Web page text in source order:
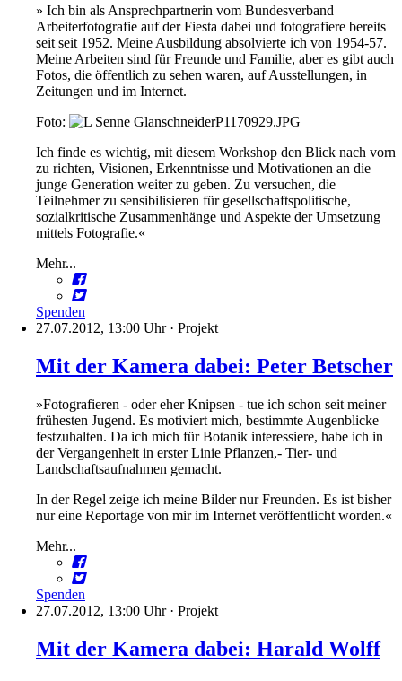
» Ich bin als Ansprechpartnerin vom Bundesverband
Arbeiterfotografie auf der Fiesta dabei und fotografiere bereits
seit seit 1952. Meine Ausbildung absolvierte ich von 1954-57.
Meine Arbeiten sind für Freunde und Familie, aber es gibt auch
Fotos, die öffentlich zu sehen waren, auf Ausstellungen, in
Zeitungen und im Internet.
Foto:
Ich finde es wichtig, mit diesem Workshop den Blick nach vorn
zu richten, Visionen, Erkenntnisse und Motivationen an die
junge Generation weiter zu geben. Zu versuchen, die
Teilnehmer zu sensibilisieren für gesellschaftspolitische,
sozialkritische Zusammenhänge und Aspekte der Umsetzung
mittels Fotografie.«
Mehr...
Spenden
27.07.2012, 13:00 Uhr· Projekt
Mit der Kamera dabei: Peter Betscher
»Fotografieren - oder eher Knipsen - tue ich schon seit meiner
frühesten Jugend. Es motiviert mich, bestimmte Augenblicke
festzuhalten. Da ich mich für Botanik interessiere, habe ich in
der Vergangenheit in erster Linie Pflanzen,- Tier- und
Landschaftsaufnahmen gemacht.
In der Regel zeige ich meine Bilder nur Freunden. Es ist bisher
nur eine Reportage von mir im Internet veröffentlicht worden.«
Mehr...
Spenden
27.07.2012, 13:00 Uhr· Projekt
Mit der Kamera dabei: Harald Wolff